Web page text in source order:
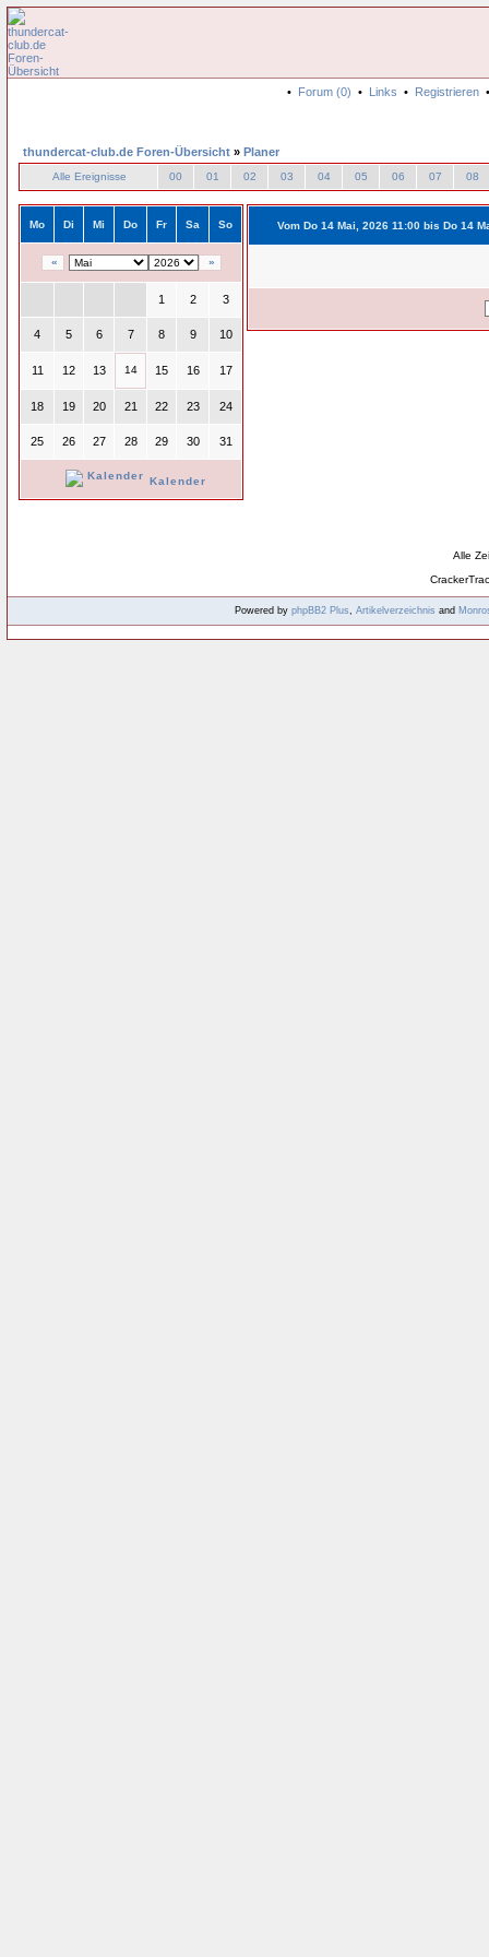
• Forum (0) • Links • Registrieren
thundercat-club.de Foren-Übersicht » Planer
Alle Ereignisse 00 01 02 03 04 05 06 07 08
Mo Di Mi Do Fr Sa So
« »
1 2 3
4 5 6 7 8 9 10
11 12 13 14 15 16 17
18 19 20 21 22 23 24
25 26 27 28 29 30 31
Kalender
Vom Do 14 Mai, 2026 11:00 bis Do 14
Alle
Powered by phpBB2 Plus, Artikelverzeichnis and